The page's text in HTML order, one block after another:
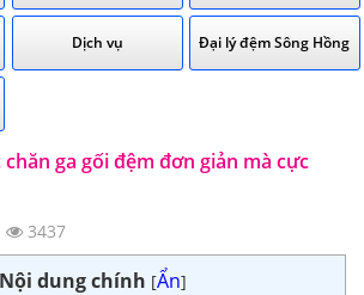
Dịch vụ Đại lý đệm Sông Hồng
ga gối đệm đơn giản mà cực
3437
Nội dung chính [Ẩn]